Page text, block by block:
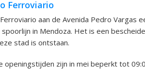
Ferroviario
aan de Avenida Pedro Vargas
in Mendoza. Het is een
stad is ontstaan.
openingstijden zijn in mei beperkt tot